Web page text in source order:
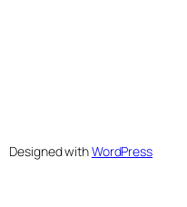
Designed withWordPress